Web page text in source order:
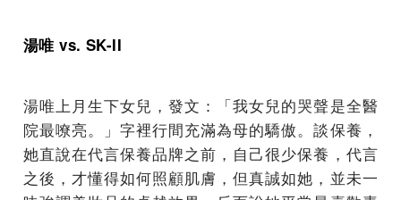
湯唯 vs. SK-II
湯唯上月生下女兒，發文：「我女兒的哭聲是全醫
院最嘹亮。」字裡行間充滿為母的驕傲。談保養，
她直說在代言保養品牌之前，自己很少保養，代言
之後，才懂得如何照顧肌膚，但真誠如她，並未一